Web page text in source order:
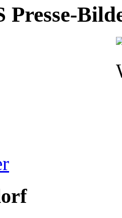
Presse-